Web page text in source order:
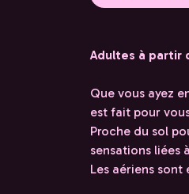
Adultes à partir
Que vous ayez
est fait pour
Proche du sol
sensations liées
Les aériens